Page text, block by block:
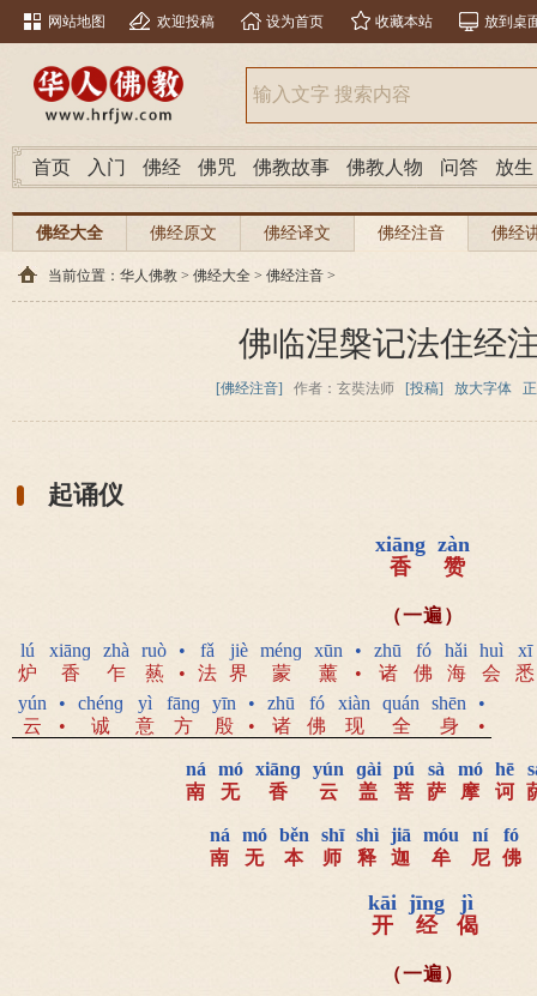
网站地图 欢迎投稿 设为首页 收藏本站 放到桌
首页 入门 佛经 佛咒 佛教故事 佛教人物 问答 放生
佛经大全 佛经原文 佛经译文 佛经注音 佛经
当前位置： 华人佛教 > 佛经大全 > 佛经注音 >
佛临涅槃记法住经
[佛经注音] 作者：玄奘法师 [投稿] 放大字体
起诵仪
xiāng
香
zàn
赞
（一遍）
lú
炉
xiānɡ
香
zhà
乍
ruò
爇
•
•
fǎ
法
jiè
界
ménɡ
蒙
xūn
薰
•
•
zhū
诸
fó
佛
hǎi
海
huì
会
xī
悉
yún
云
•
•
chénɡ
诚
yì
意
fānɡ
方
yīn
殷
•
•
zhū
诸
fó
佛
xiàn
现
quán
全
shēn
身
•
•
ná
南
mó
无
xiānɡ
香
yún
云
ɡài
盖
pú
菩
sà
萨
mó
摩
hē
诃
ná
南
mó
无
běn
本
shī
师
shì
释
jiā
迦
móu
牟
ní
尼
fó
佛
kāi
开
jīng
经
jì
偈
（一遍）